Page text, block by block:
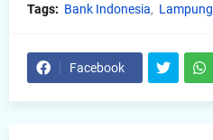
Tags: Bank Indonesia Lampung
Facebook